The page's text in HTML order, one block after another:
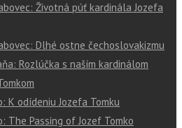
Životná púť kardinála Jozefa
Dlhé ostne čechoslovakizmu
Rozlúčka s naším kardinálom
K odídeniu Jozefa Tomku
The Passing of Jozef Tomko